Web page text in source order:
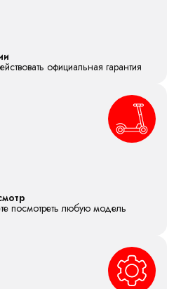
официальная гарантия
посмотреть любую модель